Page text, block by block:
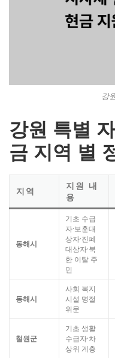
강
강원 특별
금 지역 별
지역
지원 내
용
동해시
기초 수급
자·보훈대
상자·진폐
대상자·북
한 이탈 주
민
동해시
사회 복지
시설 명절
위문
철원군
기초 생활
수급자·차
상위 계층